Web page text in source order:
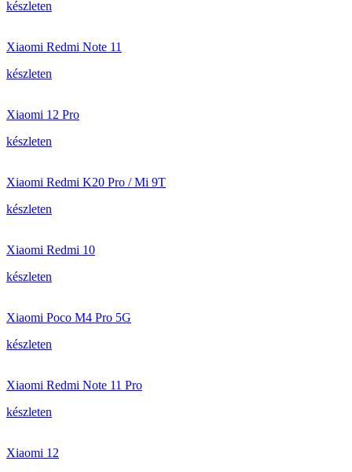
készleten
Xiaomi Redmi Note 11
készleten
Xiaomi 12 Pro
készleten
Xiaomi Redmi K20 Pro / Mi 9T
készleten
Xiaomi Redmi 10
készleten
Xiaomi Poco M4 Pro 5G
készleten
Xiaomi Redmi Note 11 Pro
készleten
Xiaomi 12